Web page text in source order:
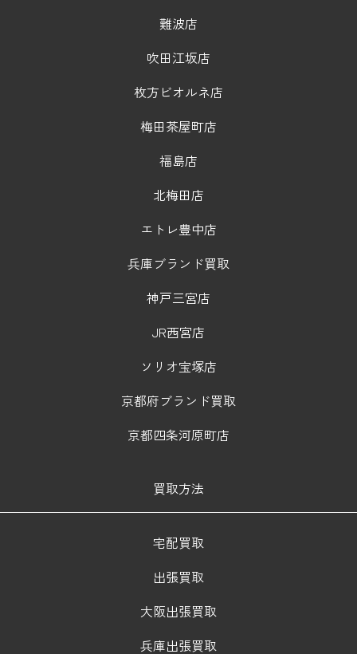
難波店
吹田江坂店
枚方ビオルネ店
梅田茶屋町店
福島店
北梅田店
エトレ豊中店
兵庫ブランド買取
神戸三宮店
JR西宮店
ソリオ宝塚店
京都府ブランド買取
京都四条河原町店
買取方法
宅配買取
出張買取
大阪出張買取
兵庫出張買取